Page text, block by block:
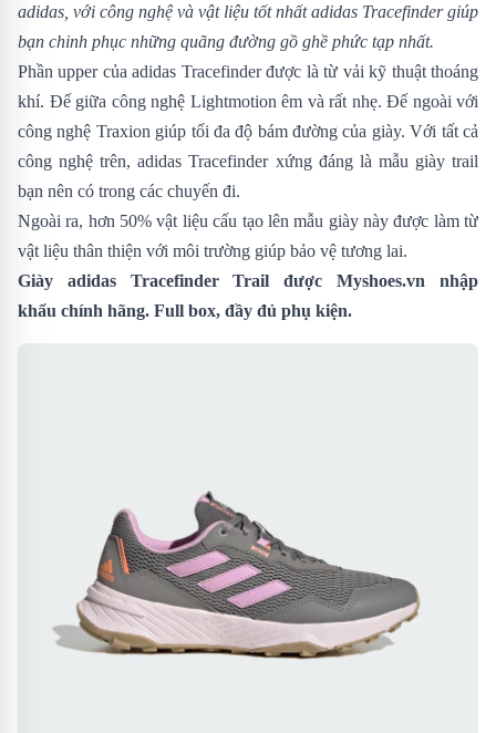
adidas, với công nghệ và vật liệu tốt nhất adidas Tracefinder giúp
bạn chinh phục những quãng đường gồ ghề phức tạp nhất.
Phần upper củaadidas Tracefinder được là từ vải kỹ thuật thoáng
khí. Đế giữa công nghệ Lightmotion êm và rất nhẹ. Đế ngoài với
công nghệ Traxion giúp tối đa độ bám đường của giày. Với tất cả
công nghệ trên, adidas Tracefinder xứng đáng là mẫu giày trail
bạn nên có trong các chuyến đi.
Ngoài ra, hơn 50% vật liệu cấu tạo lên mẫu giày này được làm từ
vật liệu thân thiện với môi trường giúp bảo vệ tương lai.
Giày adidas Tracefinder Trail được Myshoes.vn nhập
khẩu chính hãng. Full box, đầy đủ phụ kiện.